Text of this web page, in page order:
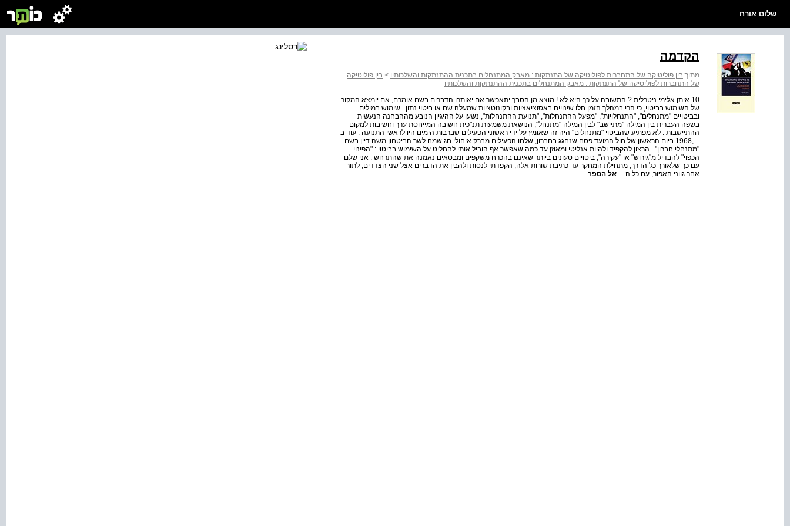
שלום אורח
הקדמה
מתוך:בין פוליטיקה של התחברות לפוליטיקה של התנתקות : מאבק המתנחלים בתכנית ההתנתקות והשלכותיו > בין פוליטיקה
של התחברות לפוליטיקה של התנתקות : מאבק המתנחלים בתכנית ההתנתקות והשלכותיו
10 איתן אלימי ניטרלית ? התשובה על כך היא לא ! מוצא מן הסבך יתאפשר אם יאותרו הדברים בשם אומרם, אם יימצא המקור
של השימוש בביטוי, כי הרי במהלך הזמן חלו שינויים באסוציאציות ובקונוטציות שמעלה שם או ביטוי נתון . שימוש במילים
ובביטויים "מתנחלים", "התנחלויות", "מפעל ההתנחלות", "תנועת ההתנחלות", נשען על ההיגיון הנובע מההבחנה הנעשית
בשפה העברית בין המילה "מתיישב" לבין המילה "מתנחל", הנושאת משמעות תנ"כית חשובה המייחסת ערך וחשיבות למקום
ההתיישבות . לא מפתיע שהביטוי "מתנחלים" היה זה שאומץ על ידי ראשוני הפעילים שברבות הימים היו לראשי התנועה . עוד ב
– ,1968 ביום הראשון של חול המועד פסח שנחגג בחברון, שלחו הפעילים מברק איחולי חג שמח לשר הביטחון משה דיין בשם
"מתנחלי חברון" . הרצון להקפיד ולהיות אנליטי ומאוזן עד כמה שאפשר אף הוביל אותי להחליט על השימוש בביטוי : "הפינוי
הכפוי" להבדיל מ"גירוש" או "עקירה", ביטויים טעונים ביותר שאינם בהכרח משקפים ומבטאים נאמנה את שהתרחש . אני שלם
עם כך שלאורך כל הדרך, מתחילת המחקר עד כתיבת שורות אלה, הקפדתי לנסות ולהבין את הדברים אצל שני הצדדים, לתור
אחר גווני האפור, עם כל ה... אל הספר